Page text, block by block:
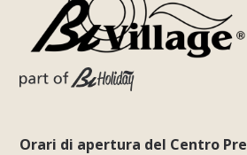
Orari di apertura del Centro